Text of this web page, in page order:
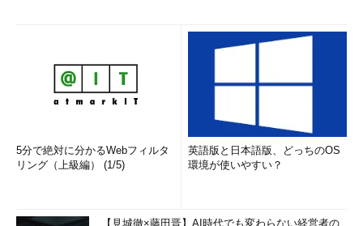
5分で絶対に分かるWebフィルタ
リング（上級編） (1/5)
英語版と日本語版、どっちのOS
環境が使いやすい？
【見城徹×藤田晋】AI時代でも変わらない経営者の